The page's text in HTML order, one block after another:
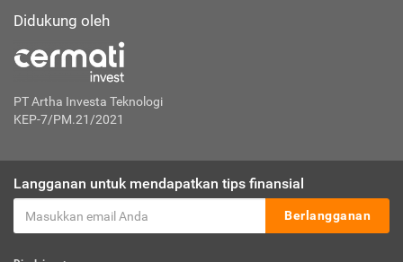
Didukung oleh
PT Artha Investa Teknologi
KEP-7/PM.21/2021
Langganan untuk mendapatkan tips finansial
Berlangganan